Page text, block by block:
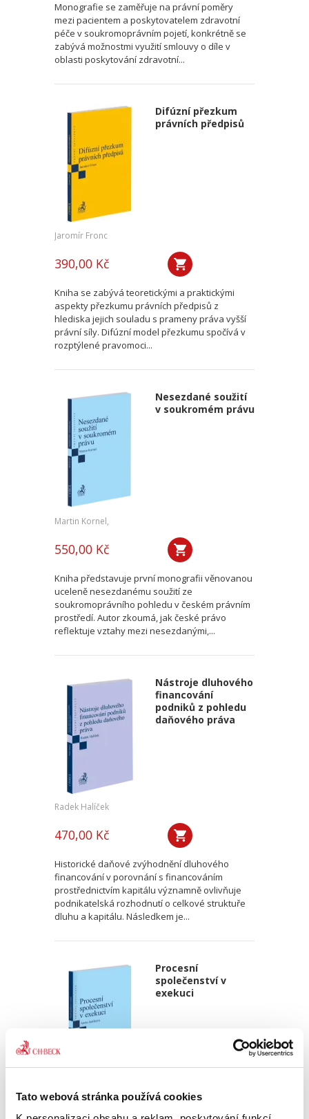
Tato webová stránka používá cookies
Monografie se zaměřuje na právní poměry
mezi pacientem a poskytovatelem zdravotní
péče v soukromoprávním pojetí, konkrétně se
zabývá možnostmi využití smlouvy o díle v
oblasti poskytování zdravotní...
Difúzní přezkum
právních předpisů
Jaromír Fronc
390,00 Kč
Kniha se zabývá teoretickými a praktickými
aspekty přezkumu právních předpisů z
hlediska jejich souladu s prameny práva vyšší
právní síly. Difúzní model přezkumu spočívá v
rozptýlené pravomoci...
Nesezdané soužití
v soukromém právu
Martin Kornel,
550,00 Kč
Kniha představuje první monografii věnovanou
uceleně nesezdanému soužití ze
soukromoprávního pohledu v českém právním
prostředí. Autor zkoumá, jak české právo
reflektuje vztahy mezi nesezdanými,...
Nástroje dluhového
financování
podniků z pohledu
daňového práva
Radek Halíček
470,00 Kč
Historické daňové zvýhodnění dluhového
financování v porovnání s financováním
prostřednictvím kapitálu významně ovlivňuje
podnikatelská rozhodnutí o celkové struktuře
dluhu a kapitálu. Následkem je...
Procesní
společenství v
exekuci
Aneta Jančíková